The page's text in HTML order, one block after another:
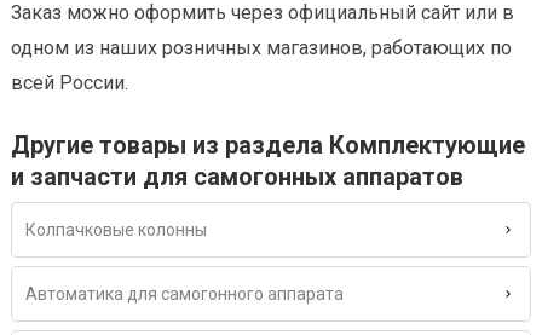
Заказ можно оформить через официальный сайт или в
одном из наших розничных магазинов, работающих по
всей России.
Другие товары из раздела Комплектующие
и запчасти для самогонных аппаратов
Колпачковые колонны
Автоматика для самогонного аппарата